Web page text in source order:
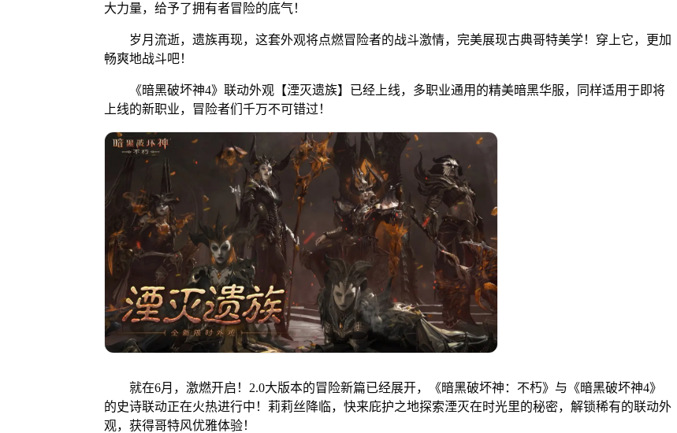
大力量，给予了拥有者冒险的底气！
岁月流逝，遗族再现，这套外观将点燃冒险者的战斗激情，完美展现古典哥特美学！穿上它，更加
畅爽地战斗吧！
《暗黑破坏神4》联动外观【湮灭遗族】已经上线，多职业通用的精美暗黑华服，同样适用于即将
上线的新职业，冒险者们千万不可错过！
就在6月，激燃开启！2.0大版本的冒险新篇已经展开，《暗黑破坏神：不朽》与《暗黑破坏神4》
的史诗联动正在火热进行中！莉莉丝降临，快来庇护之地探索湮灭在时光里的秘密，解锁稀有的联动外
观，获得哥特风优雅体验！